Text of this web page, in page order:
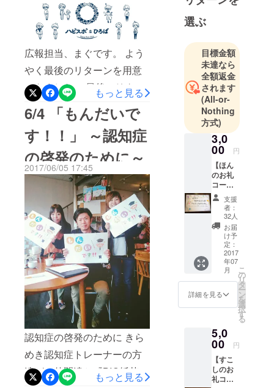
ひろば当日までがんばって
走り切ります。どうぞ見
守っていてください。 たく
さんの仲間たちが自分の
『命の時間』を使い動いて
くれています。ここからで
す！ 6月25日、長野市ビッ
グハットでお待ちしており
ます！ 代表 高山さや佳
広報担当、まぐです。 よう
やく最後のリターンを用意
できました。 最後のリター
ンは、、、 なんと、、、 な
んと、、、 ハピスポひろば
2017限定手ぬぐいで
す！！！ クラウドファン
ディングのリターンとして
用意しましたので、ごちゃ
まぜカフェでも、ハピスポ
ひろばの会場でも、販売し
ません。個人的には、せっ
かく作ったものなので、た
くさんの人の手に渡ってほ
しいと思っているのです
が……(；´Д｀) この手ぬぐ
いに描かれているのは、ハ
ピスポひろば2017で企画し
てくれたリーダーたちで
す。もちろん、ハピスポひ
もっと見る
6/4 「もんだいで
す！！」 ～認知症
の啓発のために～
2017/06/05 17:45
認知症の啓発のために きら
めき認知症トレーナーの方
達が、仲間達と『BIG紙芝
もっと見る
選ぶ
目標金額
未達なら
全額返金
されます
(All-or-
Nothing
方式)
3,0
00 円
【ほん
のお礼
コー
ス】
Happy
Spot
Club代
表、高
山さや
佳がお
礼の
メッ
セージ
カード
を書き
ます。
はイ
メージ
です。
イラス
ト部分
は印刷
支援
者：
32人
お届
け予
定：
2017
年07
月
詳細を見る
こ
の
リ
タ
ー
ン
を
選
択
す
る
5,0
00 円
【すこ
しのお
礼コー